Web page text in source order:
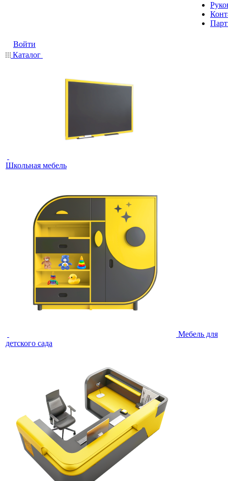
Войти
Каталог
Школьная мебель
Мебель для
детского сада